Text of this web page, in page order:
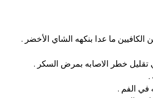
ما عدا بنكهه الشاي الأخضر .
تقليل خطر الاصابه بمرض السكر .
.
في الفم .